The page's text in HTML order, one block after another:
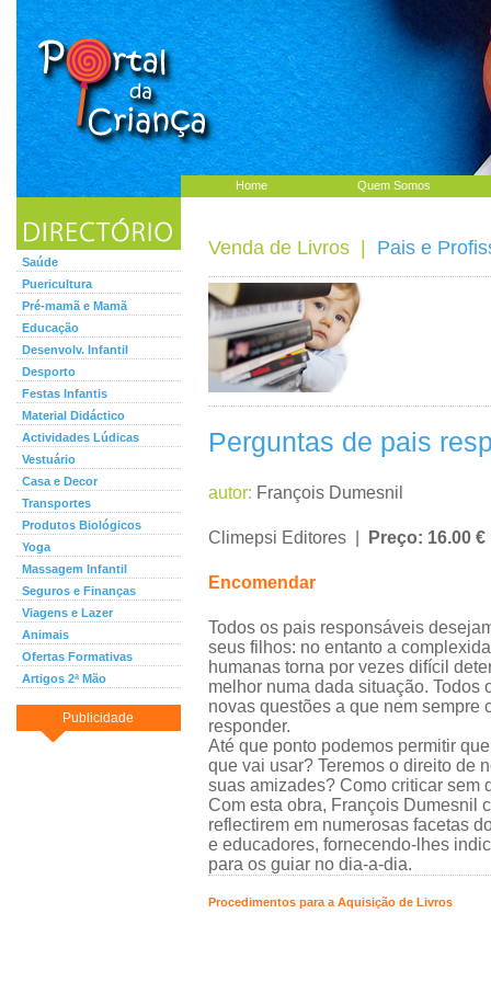
Home Quem Somos
Saúde
Puericultura
Pré-mamã e Mamã
Educação
Desenvolv. Infantil
Desporto
Festas Infantis
Material Didáctico
Actividades Lúdicas
Vestuário
Casa e Decor
Transportes
Produtos Biológicos
Yoga
Massagem Infantil
Seguros e Finanças
Viagens e Lazer
Animais
Ofertas Formativas
Artigos 2ª Mão
Publicidade
Venda de Livros Pais e
Perguntas de pais
autor: François Dumesnil
Climepsi Editores | Preço: 16.00 €
Encomendar
Todos os pais responsáveis
seus filhos: no entanto a
humanas torna por vezes difícil
melhor numa dada situação. Todos
novas questões a que nem sempre
responder.
Até que ponto podemos permitir
que vai usar? Teremos o direito de
suas amizades? Como criticar sem
Com esta obra, François Dumesnil
reflectirem em numerosas facetas
e educadores, fornecendo-lhes
para os guiar no dia-a-dia.
Procedimentos para a Aquisição de Livros